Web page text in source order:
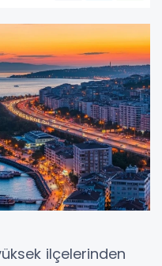
ilçelerinden